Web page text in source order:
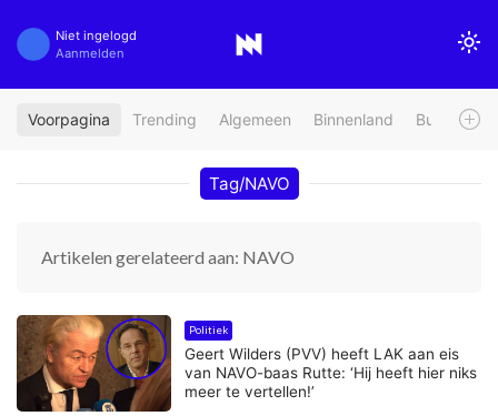
Niet ingelogd
Aanmelden
Voorpagina Trending Algemeen Binnenland Buitenland
Tag/NAVO
Artikelen gerelateerd aan: NAVO
Politiek
Geert Wilders (PVV) heeft LAK aan eis
van NAVO-baas Rutte: ‘Hij heeft hier niks
meer te vertellen!’